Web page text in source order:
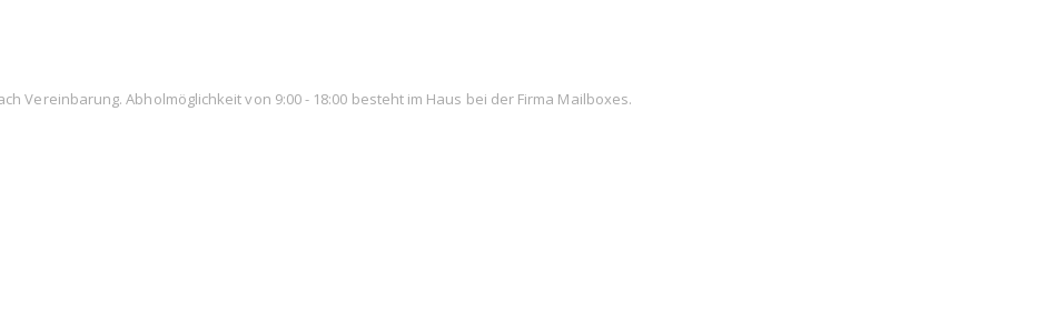
Vereinbarung. Abholmöglichkeit von 9:00 - 18:00 besteht im Haus bei der Firma Mailboxes.